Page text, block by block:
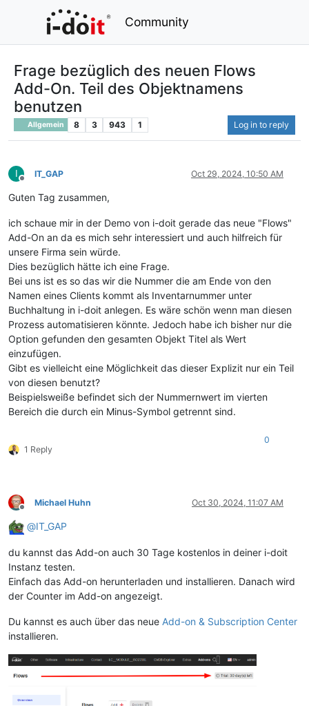
Community
Frage bezüglich des neuen Flows
Add-On. Teil des Objektnamens
benutzen
Allgemein 8 3 943 1 Log in to reply
I
Offline
IT_GAP Oct 29, 2024, 10:50 AM
Guten Tag zusammen,
ich schaue mir in der Demo von i-doit gerade das neue "Flows"
Add-On an da es mich sehr interessiert und auch hilfreich für
unsere Firma sein würde.
Dies bezüglich hätte ich eine Frage.
Bei uns ist es so das wir die Nummer die am Ende von den
Namen eines Clients kommt als Inventarnummer unter
Buchhaltung in i-doit anlegen. Es wäre schön wenn man diesen
Prozess automatisieren könnte. Jedoch habe ich bisher nur die
Option gefunden den gesamten Objekt Titel als Wert
einzufügen.
Gibt es vielleicht eine Möglichkeit das dieser Explizit nur ein Teil
von diesen benutzt?
Beispielsweiße befindet sich der Nummernwert im vierten
Bereich die durch ein Minus-Symbol getrennt sind.
1 Reply
0
Offline
Michael Huhn Oct 30, 2024, 11:07 AM
@IT_GAP
du kannst das Add-on auch 30 Tage kostenlos in deiner i-doit
Instanz testen.
Einfach das Add-on herunterladen und installieren. Danach wird
der Counter im Add-on angezeigt.
Du kannst es auch über das neue Add-on & Subscription Center
installieren.